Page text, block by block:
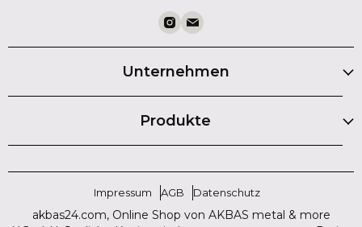
Unternehmen
Produkte
Impressum AGB Datenschutz
akbas24.com, Online Shop von AKBAS metal & more